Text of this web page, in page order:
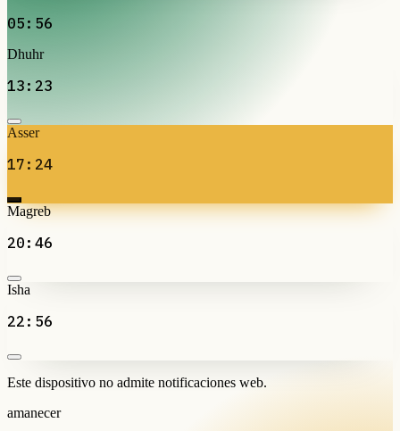
05:56
Dhuhr
13:23
Asser
17:24
Magreb
20:46
Isha
22:56
Este dispositivo no admite notificaciones web.
amanecer